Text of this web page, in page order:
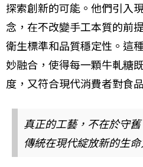
探索創新的可能。他們引入
念，在不改變手工本質的前
衛生標準和品質穩定性。這
妙融合，使得每一顆牛軋糖
度，又符合現代消費者對食
真正的工藝，不在於守
傳統在現代綻放新的生命